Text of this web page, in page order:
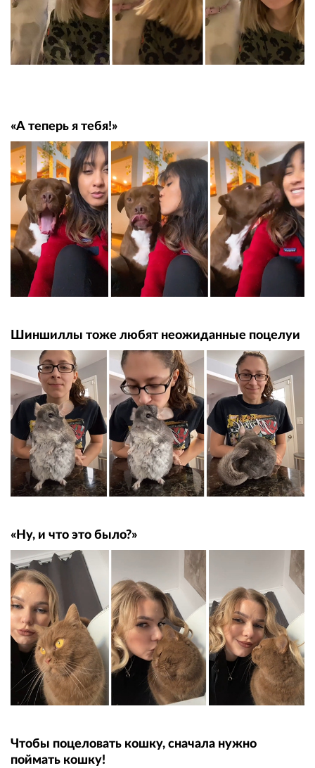
«А теперь я тебя!»
Шиншиллы тоже любят неожиданные поцелуи
«Ну, и что это было?»
Чтобы поцеловать кошку, сначала нужно
поймать кошку!